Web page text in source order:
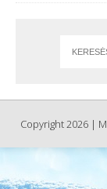
Copyright 2026 |